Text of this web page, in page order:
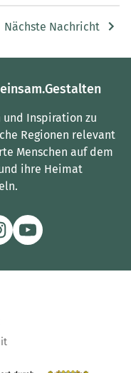
Nächste Nachricht
Inspiration zu
Regionen relevant
Menschen auf dem
ihre Heimat